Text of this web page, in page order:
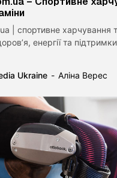
| спортивне харчування
енергії та
Ukraine
Аліна Верес